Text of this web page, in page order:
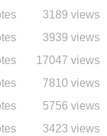
3189 views
3939 views
17047 views
7810 views
5756 views
3423 views